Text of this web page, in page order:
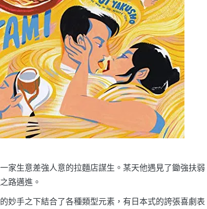
家生意差強人意的拉麵店謀生。某天他遇見了鋤強扶弱
路邁進。
妙手之下結合了各種類型元素，有日本式的誇張喜劇表